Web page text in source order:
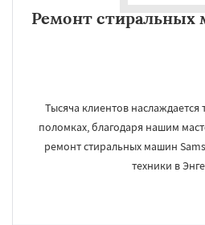
Ремонт стиральных
Тысяча клиентов
поломках, благодаря нашим
ремонт стиральных машин
техники в